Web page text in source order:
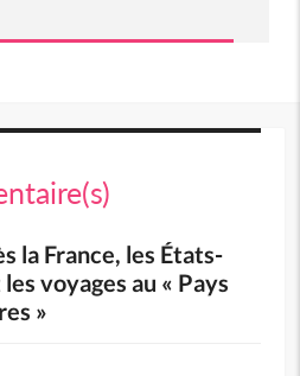
la France, les États-
voyages au « Pays
»